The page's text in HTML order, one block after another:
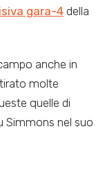
gara-4 della
anche in
molte
quelle di
Simmons nel suo